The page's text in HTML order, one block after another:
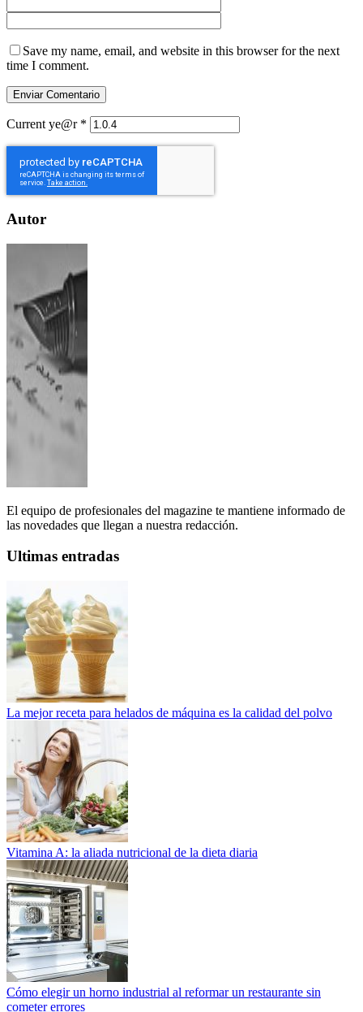
Save my name, email, and website in this browser for the next
time I comment.
Current ye@r *
Autor
El equipo de profesionales del magazine te mantiene informado de
las novedades que llegan a nuestra redacción.
Ultimas entradas
La mejor receta para helados de máquina es la calidad del polvo
Vitamina A: la aliada nutricional de la dieta diaria
Cómo elegir un horno industrial al reformar un restaurante sin
cometer errores